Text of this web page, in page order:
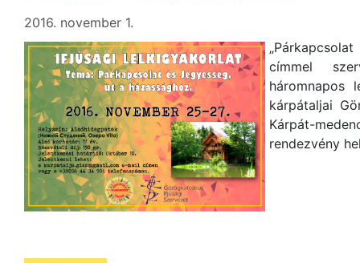
2016. november 1.
címmel
háromnapos
kárpátaljai
Kárpát-
rendezvény